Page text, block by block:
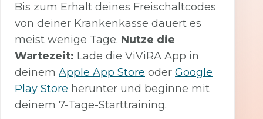
Bis zum Erhalt deines Freischaltcodes
von deiner Krankenkasse dauert es
meist wenige Tage. Nutze die
Wartezeit: Lade die ViViRA App in
deinem Apple App Store oder Google
Play Store herunter und beginne mit
deinem 7-Tage-Starttraining.